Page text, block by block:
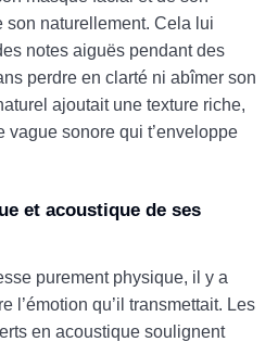
son naturellement. Cela lui
notes aiguës pendant des
perdre en clarté ni abîmer son
ajoutait une texture riche,
vague sonore qui t’enveloppe
et acoustique de ses
purement physique, il y a
l’émotion qu’il transmettait. Les
en acoustique soulignent